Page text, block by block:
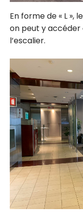
En forme de « L »,
on peut y accéder
l’escalier.